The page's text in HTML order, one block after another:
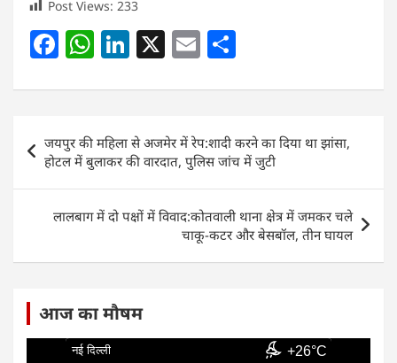
Post Views: 233
F
c
e
b
o
o
W
at
s
A
p
p
Li
k
e
dI
n
X E
ai
l
ar
e
navigation
जयपुर की महिला से अजमेर में रेप:शादी करने का दिया था झांसा,
होटल में बुलाकर की वारदात, पुलिस जांच में जुटी
लालबाग में दो पक्षों में विवाद:कोतवाली थाना क्षेत्र में जमकर चले
चाकू-कटर और बेसबॉल, तीन घायल
आज का मौषम
नई दिल्ली +26°C